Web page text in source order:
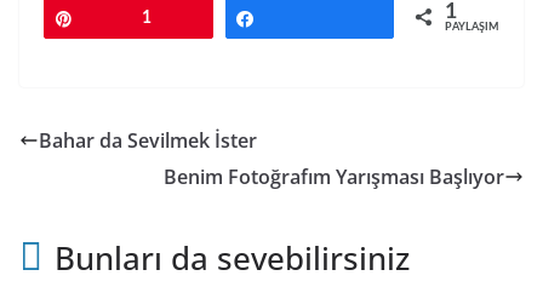
1 1
PAYLAŞIMLAR
Bahar da Sevilmek İster
Benim Fotoğrafım Yarışması Başlıyor
Bunları da sevebilirsiniz